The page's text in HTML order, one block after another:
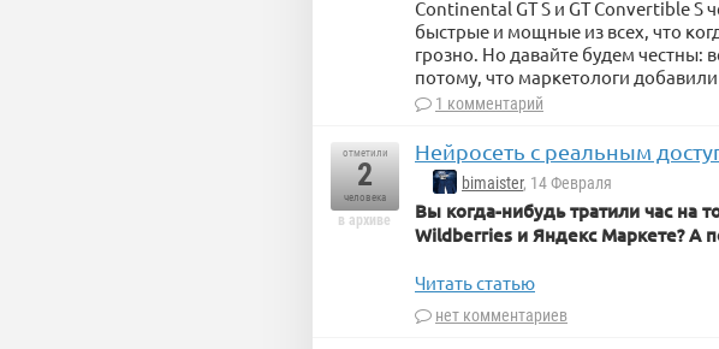
Continental GT S и GT Convertible S
быстрые и мощные из всех, что
грозно. Но давайте будем честны:
потому, что маркетологи
1 комментарий
отметили
2
человека
в архиве
Нейросеть с реальным
bimaister, 14 Февраля
Вы когда-нибудь тратили час на
Wildberries и Яндекс Маркете? А
Читать статью
нет комментариев